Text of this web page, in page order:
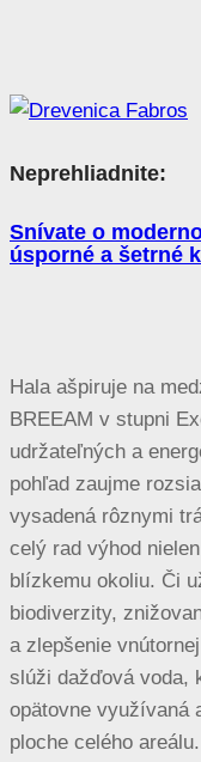
Neprehliadnite:
Snívate o
úsporné a šetrné
Hala ašpiruje na
BREEAM v stupni
udržateľných a
pohľad zaujme
vysadená rôznymi
celý rad výhod
blízkemu okoliu. Či
biodiverzity,
a zlepšenie
slúži dažďová voda,
opätovne využívaná
ploche celého